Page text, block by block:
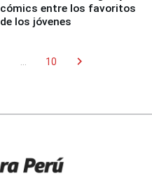
cómics entre los favoritos
de los jóvenes
10 chevron_right